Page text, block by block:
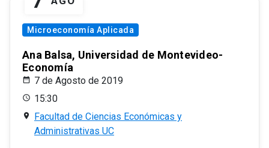
Microeconomía Aplicada
Ana Balsa, Universidad de Montevideo-
Economía
7 de Agosto de 2019
15:30
Facultad de Ciencias Económicas y
Administrativas UC